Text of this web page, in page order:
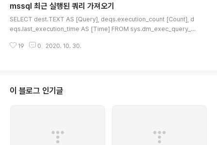
택하고 태스크 > 스크립트 생성 을 선택합니다. 데이터 형
식으로 insert 쿼리를 만들 테이블을 선택합니다. 스크립
트 옵션 설정 > 고급 에서 "스크립팅할 데이터 형식" 에서
서 데이터만이라고 재확인을 합니다. 마침을 하면, 아래와
mssql 최근 실행된 쿼리 가져오기
SELECT dest.TEXT AS [Query], deqs.execution_count [Count], d
eqs.last_execution_time AS [Time] FROM sys.dm_exec_query_s
dle) AS dest ORDER BY deqs.last_execution_time DESC
19 0 2020. 10. 30.
이 블로그 인기글